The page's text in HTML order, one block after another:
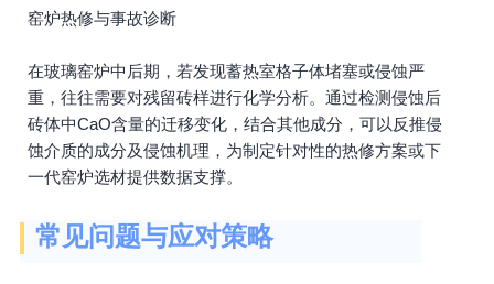
窑炉热修与事故诊断
在玻璃窑炉中后期，若发现蓄热室格子体堵塞或侵蚀严
重，往往需要对残留砖样进行化学分析。通过检测侵蚀后
砖体中CaO含量的迁移变化，结合其他成分，可以反推侵
蚀介质的成分及侵蚀机理，为制定针对性的热修方案或下
一代窑炉选材提供数据支撑。
常见问题与应对策略